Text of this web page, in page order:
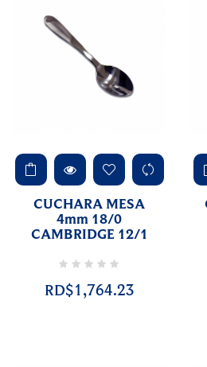
CUCHARA MESA
4mm 18/0
CAMBRIDGE 12/1
RD$1,764.23